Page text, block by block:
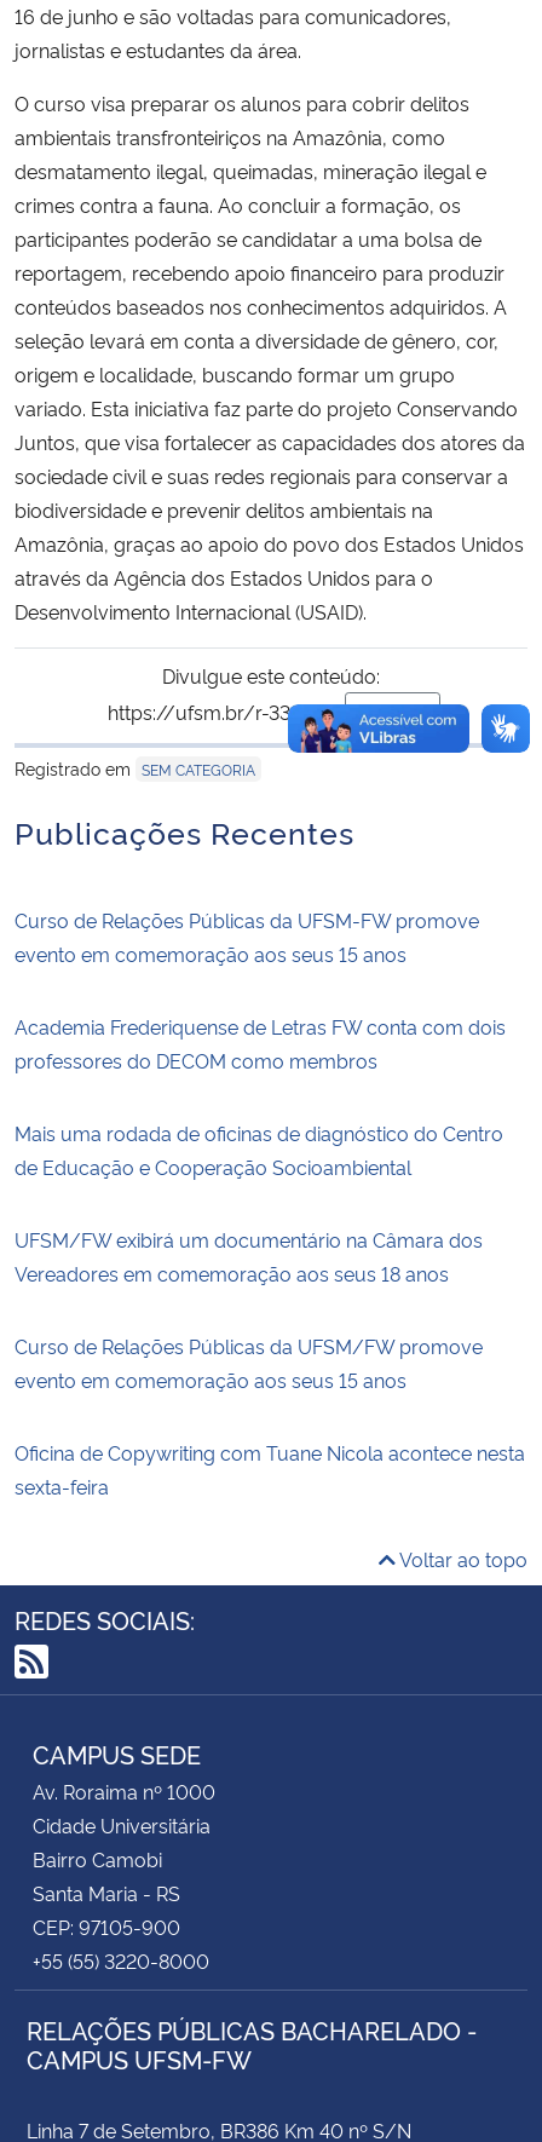
Secretaria-Geral
Secretaria de Governo
Banco Central do Brasil
Planalto
16 de junho e são voltadas para comunicadores,
jornalistas e estudantes da área.
O curso visa preparar os alunos para cobrir delitos
ambientais transfronteiriços na Amazônia, como
desmatamento ilegal, queimadas, mineração ilegal e
crimes contra a fauna. Ao concluir a formação, os
participantes poderão se candidatar a uma bolsa de
reportagem, recebendo apoio financeiro para produzir
conteúdos baseados nos conhecimentos adquiridos. A
seleção levará em conta a diversidade de gênero, cor,
origem e localidade, buscando formar um grupo
variado. Esta iniciativa faz parte do projeto Conservando
Juntos, que visa fortalecer as capacidades dos atores da
sociedade civil e suas redes regionais para conservar a
biodiversidade e prevenir delitos ambientais na
Amazônia, graças ao apoio do povo dos Estados Unidos
através da Agência dos Estados Unidos para o
Desenvolvimento Internacional (USAID).
Divulgue este conteúdo:
https://ufsm.br/r-330-747
Copiar
para área de
Registrado em SEM CATEGORIA
Publicações Recentes
Curso de Relações Públicas da UFSM-FW promove
evento em comemoração aos seus 15 anos
Academia Frederiquense de Letras FW conta com dois
professores do DECOM como membros
Mais uma rodada de oficinas de diagnóstico do Centro
de Educação e Cooperação Socioambiental
UFSM/FW exibirá um documentário na Câmara dos
Vereadores em comemoração aos seus 18 anos
Curso de Relações Públicas da UFSM/FW promove
evento em comemoração aos seus 15 anos
Oficina de Copywriting com Tuane Nicola acontece nesta
sexta-feira
Voltar ao topo
REDES SOCIAIS:
RSS
CAMPUS SEDE
Av. Roraima nº 1000
Cidade Universitária
Bairro Camobi
Santa Maria - RS
CEP: 97105-900
+55 (55) 3220-8000
RELAÇÕES PÚBLICAS BACHARELADO -
CAMPUS UFSM-FW
Linha 7 de Setembro, BR386 Km 40 nº S/N